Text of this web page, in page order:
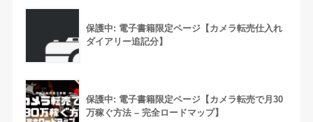
保護中: 電子書籍限定ページ【カメラ転売仕入れ
ダイアリー追記分】
保護中: 電子書籍限定ページ【カメラ転売で月30
万稼ぐ方法 – 完全ロードマップ】